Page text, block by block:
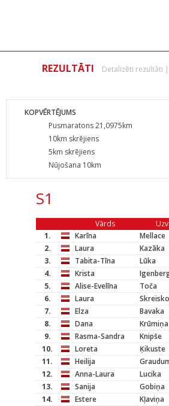
REZULTĀTI Detalizēti rezultāti |
KOPVĒRTĒJUMS
Pusmaratons 21,0975km
10km skrējiens
5km skrējiens
Nūjošana 10km
S1
Vārds
1.
Karīna Mellace
2.
Laura Kazāka
3.
Tabita-Tīna
Lūka
4.
Krista
5.
Alise-Evelīna
Toča
6.
Laura
7.
Elza
Bavaka
8.
Dana
Krūmiņa
9.
Rasma-Sandra
Knipše
10.
Loreta Ķikuste
11.
Heilija
12.
Anna-Laura
Lucika
13.
Sanija
Gobiņa
14.
Estere Kļaviņa